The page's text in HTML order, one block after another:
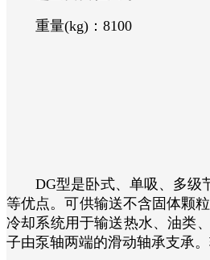
重量(kg)：8100
DG型是卧式、单吸、多级节
等优点。可供输送不含固体颗
冷却系统用于输送热水、油类
子由泵轴两端的滑动轴承支承